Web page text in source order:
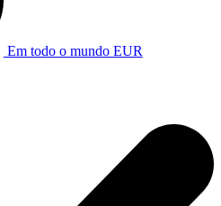
Em todo o mundo EUR